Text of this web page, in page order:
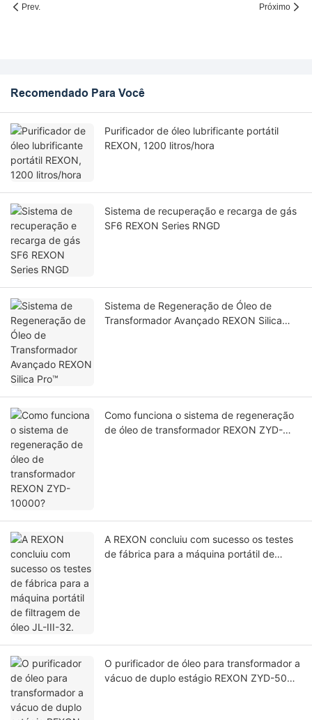
Prev. Próximo
Recomendado Para Você
Purificador de óleo lubrificante portátil
REXON, 1200 litros/hora
Sistema de recuperação e recarga de gás
SF6 REXON Series RNGD
Sistema de Regeneração de Óleo de
Transformador Avançado REXON Silica
Como funciona o sistema de regeneração
de óleo de transformador REXON ZYD-
A REXON concluiu com sucesso os testes
de fábrica para a máquina portátil de
O purificador de óleo para transformador a
vácuo de duplo estágio REXON ZYD-50